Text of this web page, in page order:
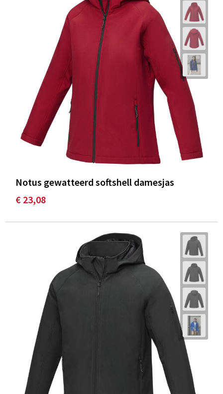
Notus gewatteerd softshell damesjas
€ 23,08